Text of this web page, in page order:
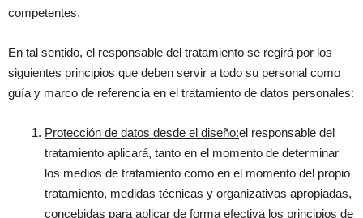
competentes.
En tal sentido, el responsable del tratamiento se regirá por los
siguientes principios que deben servir a todo su personal como
guía y marco de referencia en el tratamiento de datos personales:
Protección de datos desde el diseño:el responsable del
tratamiento aplicará, tanto en el momento de determinar
los medios de tratamiento como en el momento del propio
tratamiento, medidas técnicas y organizativas apropiadas,
concebidas para aplicar de forma efectiva los principios de